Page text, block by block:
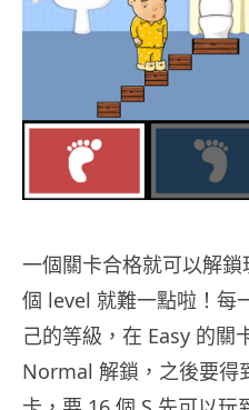
一個關卡合格就可以解
個 level 就難一點啦！每
己的等級，在 Easy 的關
Normal 解鎖，之後要得